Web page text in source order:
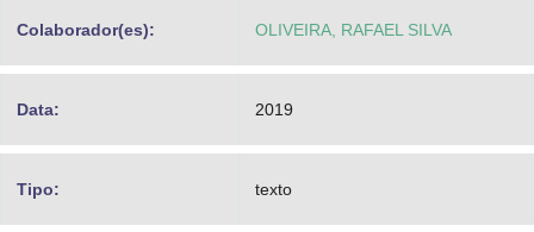
Colaborador(es): OLIVEIRA, RAFAEL SILVA
Data: 2019
Tipo: texto